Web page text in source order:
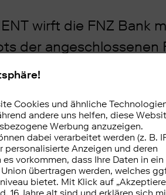
wirft die FNZ Bank
der angeschlossenen
die wichtigsten
ist im Oktober leicht
Auch die
Vorjahres.
Sebastian
Der Oktober war von